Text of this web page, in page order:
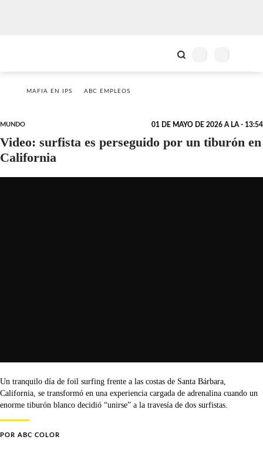
MAFIA EN IPS ABC EMPLEOS
MUNDO 01 DE MAYO DE 2026 A LA - 13:54
Video: surfista es perseguido por un tiburón en
California
Un tranquilo día de foil surfing frente a las costas de Santa Bárbara,
California, se transformó en una experiencia cargada de adrenalina cuando un
enorme tiburón blanco decidió “unirse” a la travesía de dos surfistas.
POR ABC COLOR